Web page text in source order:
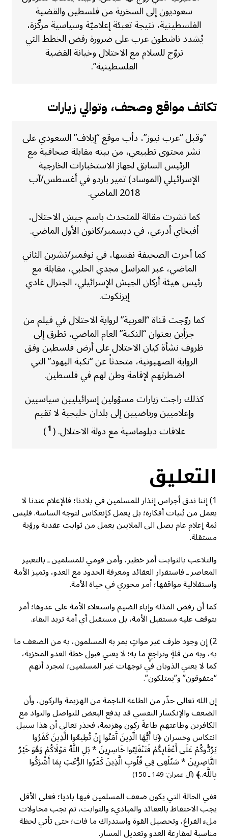
سعوديون إلى السخرية من فلسطين والقضية
الفلسطينية، نتيجة تعبئة إعلاميّة وسياسية مركّزة،
يُشدد ناشطون عرب على ضرورة رفض الخطط التي
تروّج للسلام مع الاحتلال وخيانة القضية
الفلسطينية”.
تكاتف مواقع وصحف، وتوالي زيارات
“وقبل “عرب نيوز”، دأب موقع “إيلاف” السعودي على
نشر محتوى تطبيعي، من بينه مقابلة صحافية مع
الرئيس السابق لجهاز الاستخبارات الخارجية
الإسرائيلي (الموساد) تمير باردو في أغسطس/آب
2018 الماضي.
كما نشرت مقالة للمتحدث باسم جيش الاحتلال،
أفيخاي أدرعي، في ديسمبر/كانون الأول الماضي.
كما أجرت الصحيفة نفسها، في نوفمبر/تشرين الثاني
الماضي، عبر المراسل مجدي الحلبي، مقابلة مع
رئيس هيئة أركان الجيش الإسرائيلي، الجنرال غادي
إيزنكوت.
كما روّجت قناة “العربية” لرواية الاحتلال في فيلم من
جزأين بعنوان “النكبة” العام الماضي، تطرق إلى
ظروف نشأة كيان الاحتلال على أرض فلسطين وفق
الرواية الصهيونية، متحدثاً عن “نكبة اليهود” التي
اضطرتهم لإقامة وطن لهم في فلسطين.
كذلك راجت زيارات مسؤولين إسرائيليين سياسيين
وإعلاميين ورياضيين إلى بلدان خليجية لا تقيم
علاقات دبلوماسية مع دولة الاحتلال. (1
)
التعليق
1) إننا ندق أجراس إنذار للمسلمين في بلادنا؛ فالإعلام عندنا لا
يعمل من بُنيات أفكاره؛ بل يعمل كإنعكاس لتوجه الساسة. فليس
ثمة إعلام عام يصل الى الملايين يعمل من ثوابت عقدية ورؤية
مستقلة.
والتلاعب بالثوابت أمر خطير، وأمن قومي للمسلمين ـ بالتعبير
المعاصر ـ فاستقرار العقائد ومعرفة الحدود مع العدو، وتميز الأمة
واستقلالية مواقفها؛ أمر محوري في حياة الأمة.
كما أن رفض المذلة وإباء الضيم واستعلاء الأمة على عدوها؛ أمر
يتوقف عليه مستقبل الأمة، بل مستقبل أي أمة تريد البقاء.
2) إن وجود ظرف غير مواتٍ يمر به المسلمون، به من الضعف ما
به، وبه من قلةٍ وتراجعٍ ما به؛ لا يعني قبول خطة العدو المخزية،
كما لا يعني الذوبان في توجهات غير المسلمين؛ لمجرد أنهم
“متفوقون” و”يمتلكون”.
إن الله تعالى حذّر من الطاعة الناجمة من الهزيمة والركون، وأن
الضعف والإنكسار النفسي قد يدفع البعض للتواصل والتواد مع
الكافرين وطاعتهم طاعةَ ركون وهزيمة، فحذر تعالى أن هذا سبيل
انتكاس وخسران ﴿يَا أَيُّهَا الَّذِينَ آَمَنُوا إِنْ تُطِيعُوا الَّذِينَ كَفَرُوا
يَرُدُّوكُمْ عَلَى أَعْقَابِكُمْ فَتَنْقَلِبُوا خَاسِرِينَ * بَلِ اللَّهُ مَوْلَاكُمْ وَهُوَ خَيْرُ
النَّاصِرِينَ * سَنُلْقِي فِي قُلُوبِ الَّذِينَ كَفَرُوا الرُّعْبَ بِمَا أَشْرَكُوا
بِاللَّه..﴾(آل عمران: 149 ـ 150)
ففي الحالة التي يكون ضعف المسلمين فيها باديا؛ فعلى الأقل
يجب الاحتفاظ بالعقائد والمباديء والثوابت، ثم تجب محاولات
ملء الفراغ، وتحصيل القوة واستدراك ما فات؛ حتى تأتي لحظة
مناسبة لمقارعة العدو وتعديل المسار.